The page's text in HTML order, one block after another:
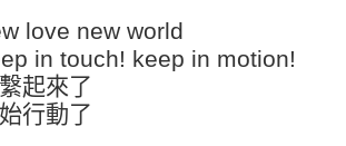
love new world
in touch! keep in motion!
起來了
行動了